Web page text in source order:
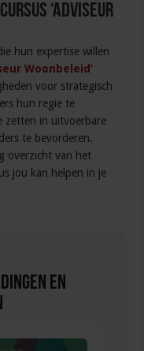
‘Adviseur
hun expertise willen
Woonbeleid’
voor strategisch
hun regie te
zetten in uitvoerbare
te bevorderen.
overzicht van het
jou kan helpen in je
en